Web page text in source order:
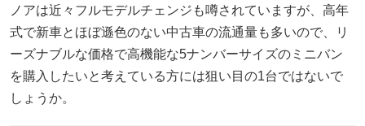
ノアは近々フルモデルチェンジも噂されていますが、高年
式で新車とほぼ遜色のない中古車の流通量も多いので、リ
ーズナブルな価格で高機能な5ナンバーサイズのミニバン
を購入したいと考えている方には狙い目の1台ではないで
しょうか。